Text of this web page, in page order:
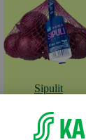
Sipulit